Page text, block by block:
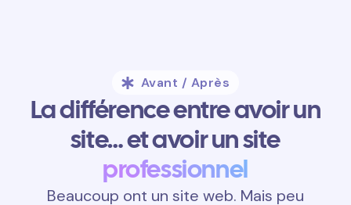
Avant / Après
La différence entre avoir un
site… et avoir un site
professionnel
Beaucoup ont un site web. Mais peu